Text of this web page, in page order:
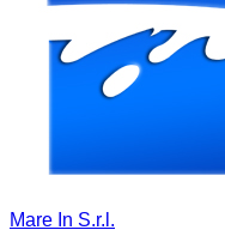
Mare In S.r.l.